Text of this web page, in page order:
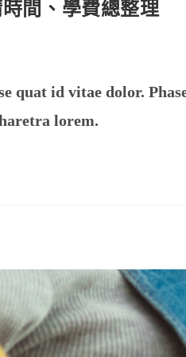
間、學費總整理
quat id vitae dolor.
lorem.